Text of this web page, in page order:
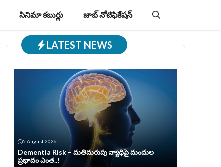
సినిమా కబుర్లు జాబ్‌ నోటిఫికేషన్‌
LATEST NEWS
5 August 2026
Dementia Risk – మతిమరుపు వ్యాధిపై మందుల
ప్రభావం ఎంత..!